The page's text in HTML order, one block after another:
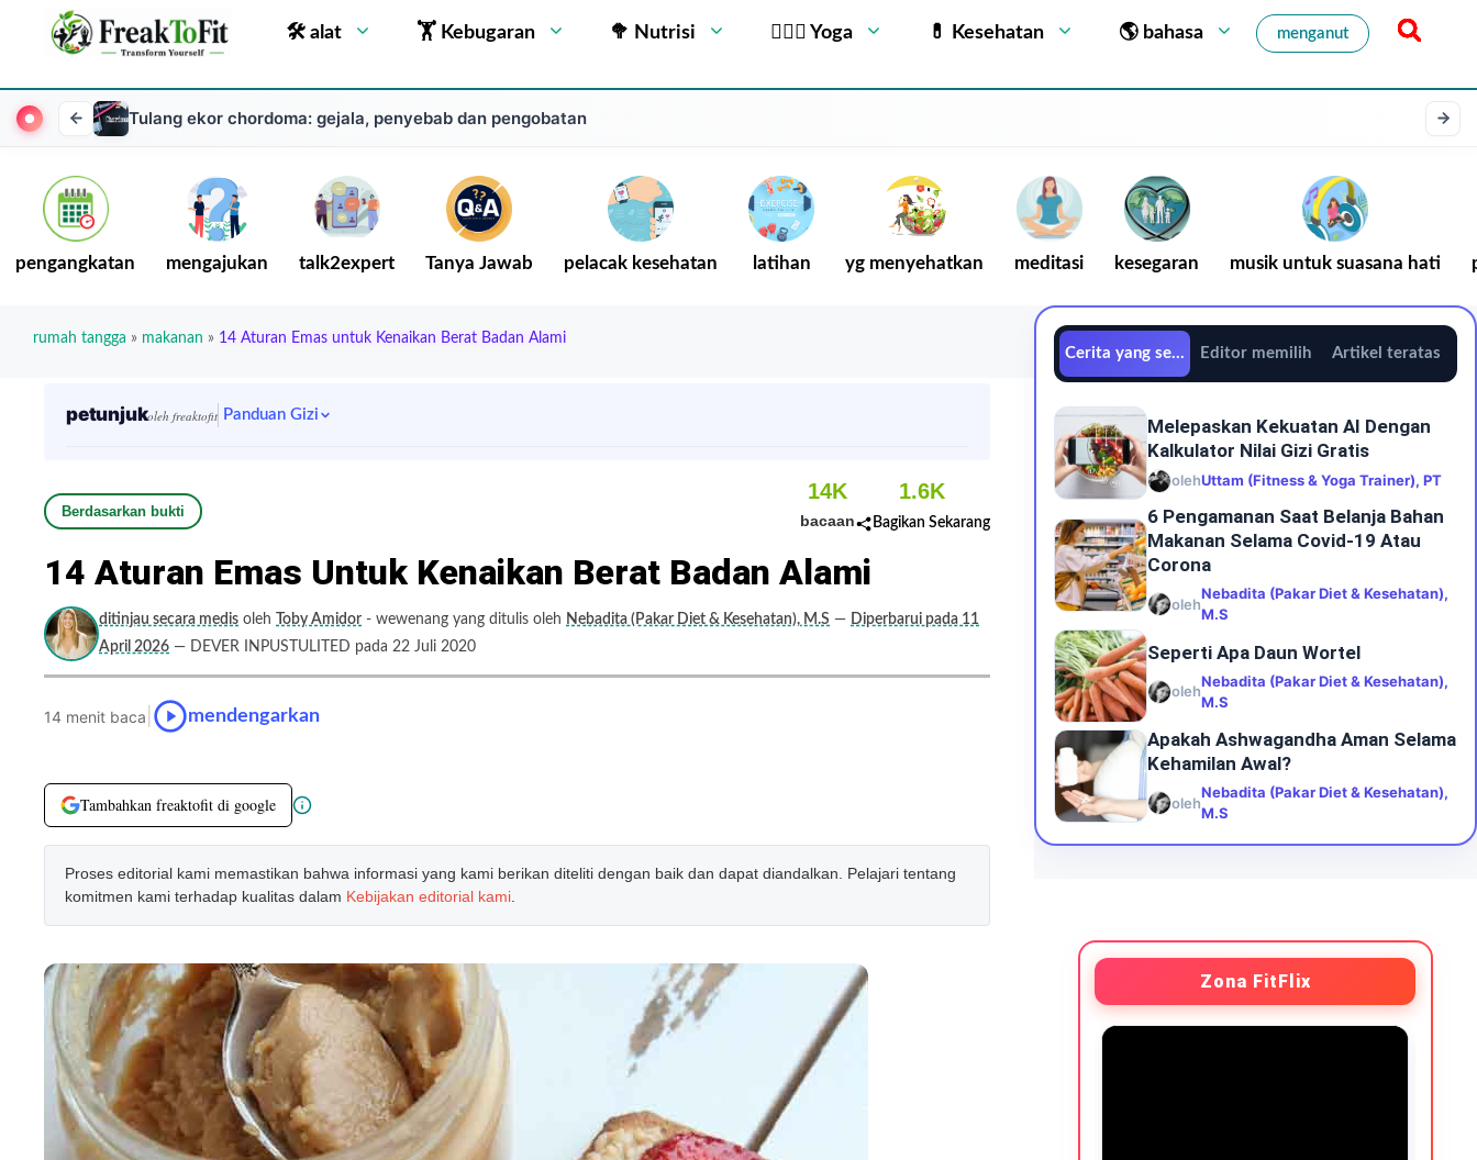
🛠 alat 🏋 Kebugaran 🥦 Nutrisi 🧘🏻‍♂️ Yoga 💊 Kesehatan 🌎 bahasa menganut
Tulang ekor chordoma: gejala, penyebab dan pengobatan
pengangkatan mengajukan talk2expert Tanya Jawab pelacak kesehatan latihan yg menyehatkan meditasi kesegaran musik untuk suasana hati
rumah tangga » makanan » 14 Aturan Emas untuk Kenaikan Berat Badan Alami
petunjukoleh freaktofit Panduan Gizi
Berdasarkan bukti
14K
bacaan
1.6K
Bagikan Sekarang
14 Aturan Emas Untuk Kenaikan Berat Badan Alami
ditinjau secara medis oleh Toby Amidor - wewenang yang ditulis oleh Nebadita (Pakar Diet & Kesehatan), M.S — Diperbarui pada 11
April 2026 — DEVER INPUSTULITED pada 22 Juli 2020
14 menit baca mendengarkan
Tambahkan freaktofit di google
Proses editorial kami memastikan bahwa informasi yang kami berikan diteliti dengan baik dan dapat diandalkan. Pelajari tentang
komitmen kami terhadap kualitas dalam Kebijakan editorial kami
Cerita yang sedang trenEditor memilih Artikel teratas
Melepaskan Kekuatan AI Dengan
Kalkulator Nilai Gizi Gratis
olehUttam (Fitness & Yoga Trainer), PT
6 Pengamanan Saat Belanja Bahan
Makanan Selama Covid-19 Atau
Corona
oleh
Nebadita (Pakar Diet & Kesehatan),
M.S
Seperti Apa Daun Wortel
oleh
Nebadita (Pakar Diet & Kesehatan),
M.S
Apakah Ashwagandha Aman Selama
Kehamilan Awal?
oleh
Nebadita (Pakar Diet & Kesehatan),
M.S
Zona FitFlix